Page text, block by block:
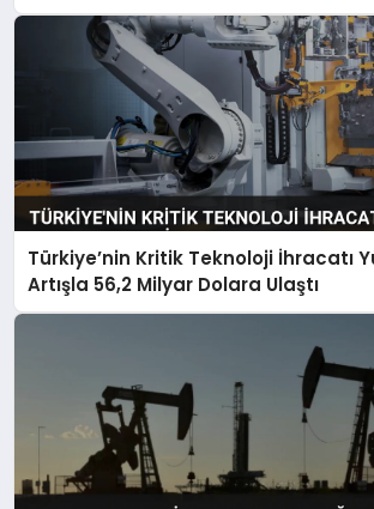
Türkiye’nin Kritik Teknoloji İhracatı
Artışla 56,2 Milyar Dolara Ulaştı